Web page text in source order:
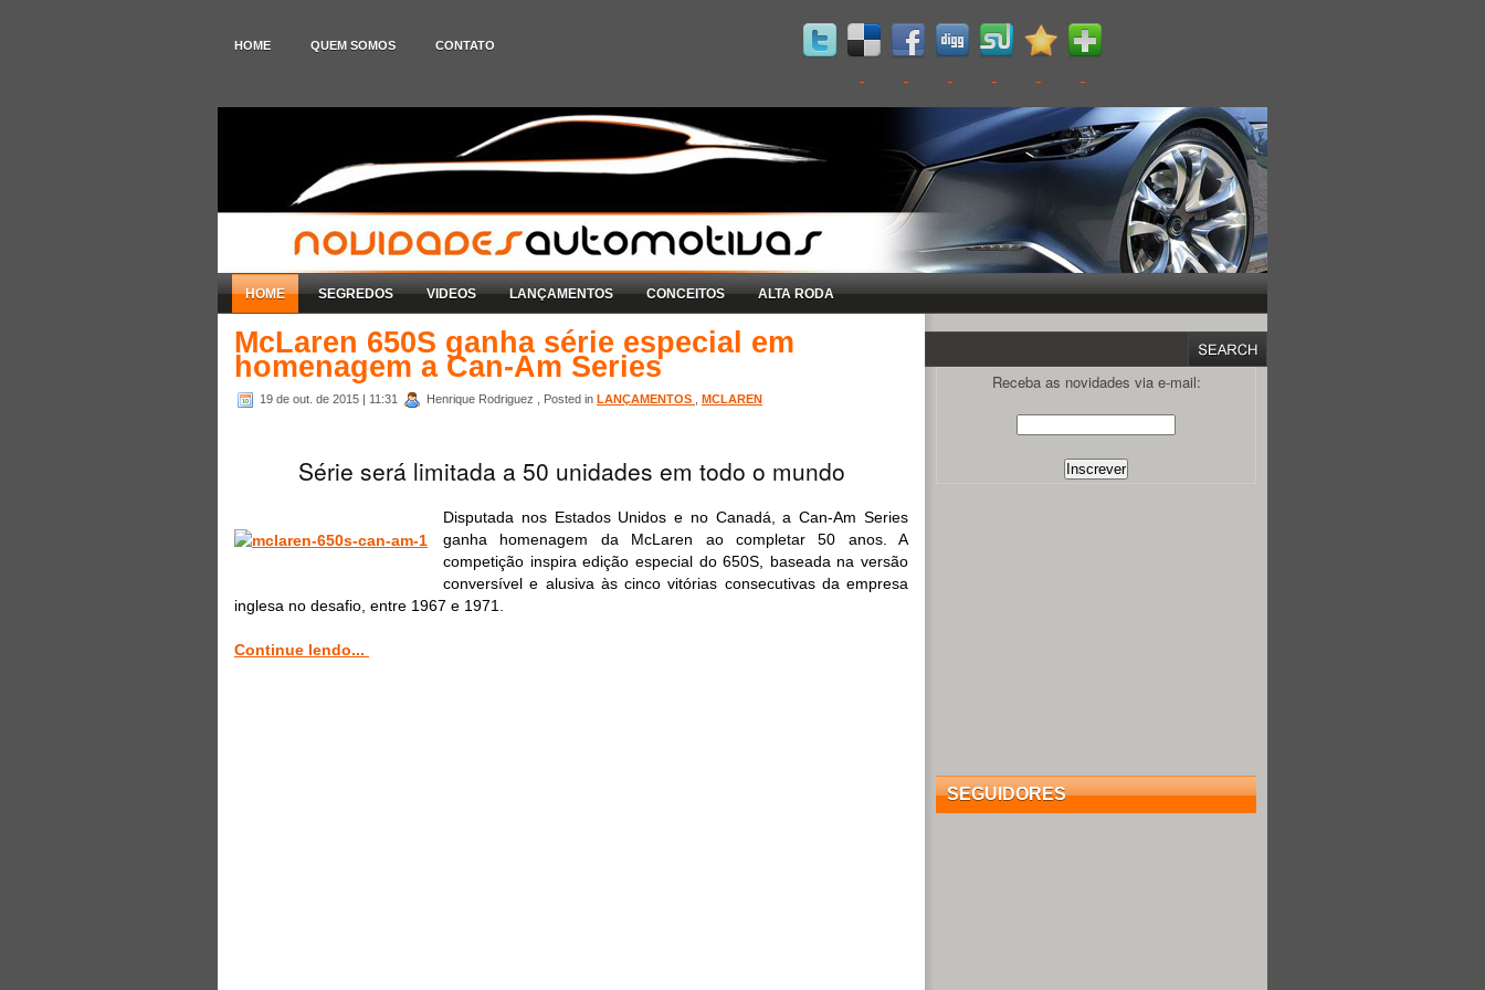
HOME QUEM SOMOS CONTATO
HOME SEGREDOS VIDEOS LANÇAMENTOS CONCEITOS ALTA RODA
McLaren 650S ganha série especial em
homenagem a Can-Am Series
19 de out. de 2015 | 11:31 Henrique Rodriguez , Posted in LANÇAMENTOS MCLAREN
Série será limitada a 50 unidades em todo o mundo
Disputada nos Estados Unidos e no Canadá, a Can-Am Series
ganha homenagem da McLaren ao completar 50 anos. A
competição inspira edição especial do 650S, baseada na versão
conversível e alusiva às cinco vitórias consecutivas da empresa
inglesa no desafio, entre 1967 e 1971.
Continue lendo...
Receba as novidades via e-mail:
SEGUIDORES